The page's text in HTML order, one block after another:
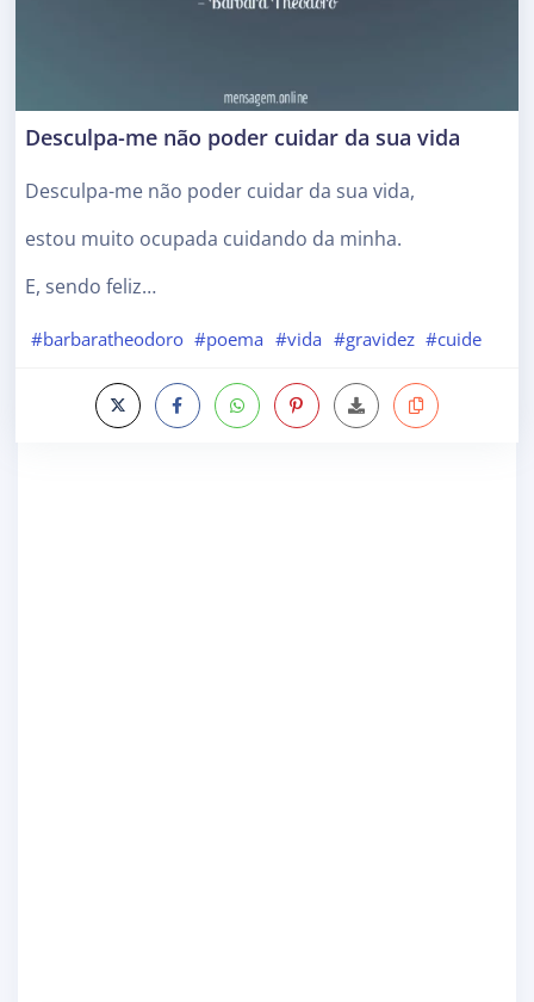
Desculpa-me não poder cuidar da sua vida
Desculpa-me não poder cuidar da sua vida,
estou muito ocupada cuidando da minha.
E, sendo feliz…
#barbaratheodoro #poema #vida #gravidez #cuide